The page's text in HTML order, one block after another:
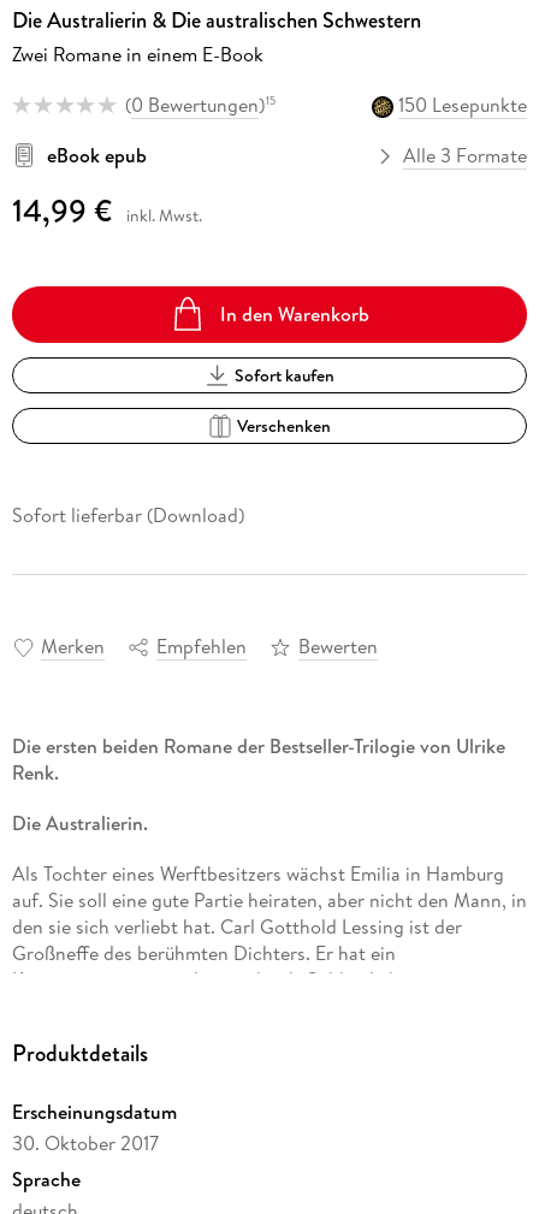
Die Australierin & Die australischen Schwestern
Zwei Romane in einem E-Book
(0 Bewertungen)15
150 Lesepunkte
eBook epub
Alle 3 Formate
14,99 € inkl. Mwst.
In den Warenkorb
Sofort kaufen
Verschenken
Sofort lieferbar (Download)
Merken Empfehlen Bewerten
Die ersten beiden Romane der Bestseller-Trilogie von Ulrike
Renk.
Die Australierin.
Als Tochter eines Werftbesitzers wächst Emilia in Hamburg
auf. Sie soll eine gute Partie heiraten, aber nicht den Mann, in
den sie sich verliebt hat. Carl Gotthold Lessing ist der
Großneffe des berühmten Dichters. Er hat ein
Kapitänspatent erworben und sich Geld geliehen, um ein
nachdem Lessing von seiner ersten großen Fahrt
verrät, kommt es zum Bruch. Emilia beschließt, mit ihm zu
reisen. In Südamerika kommt ihr erstes Kind zur Welt, in
Australien.
Produktdetails
Erscheinungsdatum
30. Oktober 2017
Sprache